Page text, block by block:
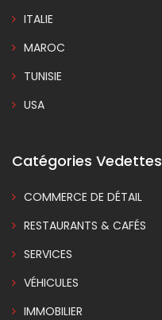
ITALIE
MAROC
TUNISIE
USA
Catégories Vedettes
COMMERCE DE DÉTAIL
RESTAURANTS & CAFÉS
SERVICES
VÉHICULES
IMMOBILIER